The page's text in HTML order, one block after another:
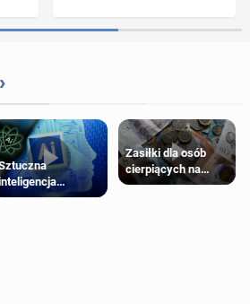
›
oszukać
Zasiłki dla osób
cierpiących na
schorzenia